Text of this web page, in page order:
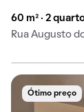
60 m² · 2
Rua Augusto
Ótimo preço